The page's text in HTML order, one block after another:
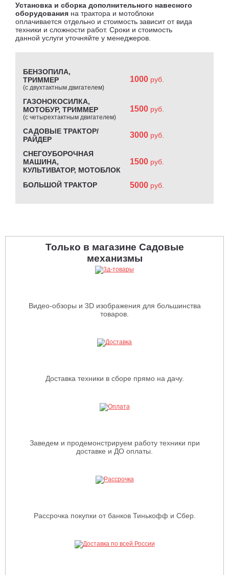
Установка и сборка дополнительного навесного
оборудования на трактора и мотоблоки
оплачивается отдельно и стоимость зависит от вида
техники и сложности работ. Сроки и стоимость
данной услуги уточняйте у менеджеров.
БЕНЗОПИЛА,
ТРИММЕР
(с двухтактным двигателем)
1000 руб.
ГАЗОНОКОСИЛКА,
МОТОБУР, ТРИММЕР
(с четырехтактным двигателем)
1500 руб.
САДОВЫЕ ТРАКТОР/
РАЙДЕР
3000 руб.
СНЕГОУБОРОЧНАЯ
МАШИНА,
КУЛЬТИВАТОР, МОТОБЛОК
1500 руб.
БОЛЬШОЙ ТРАКТОР 5000 руб.
Только в магазине Садовые
механизмы
Видео-обзоры и 3D изображения для большинства
товаров.
Доставка техники в сборе прямо на дачу.
Заведем и продемонстрируем работу техники при
доставке и ДО оплаты.
Рассрочка покупки от банков Тинькофф и Сбер.